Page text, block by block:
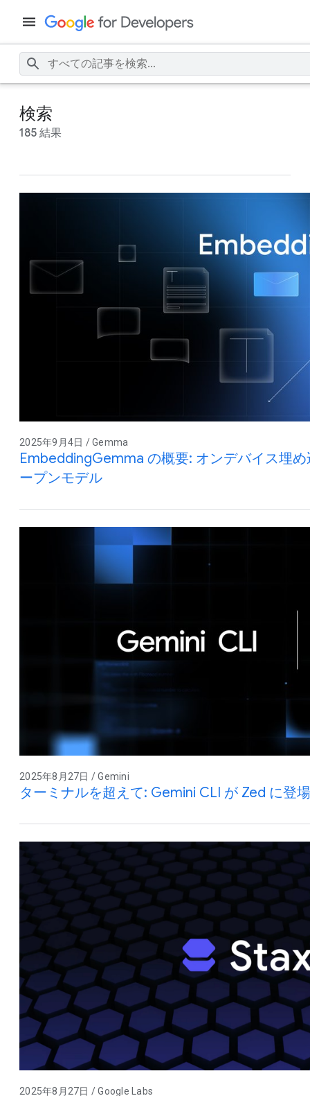
検索
185 結果
2025年9月4日 / Gemma
EmbeddingGemma の概要: オンデバイス埋
ープンモデル
2025年8月27日 / Gemini
ターミナルを超えて: Gemini CLI が Zed に登場
2025年8月27日 / Google Labs